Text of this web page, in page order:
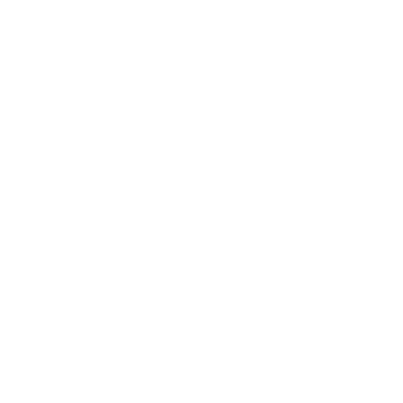
muss
für erwerbsfähige
ist im Zweiten Buch